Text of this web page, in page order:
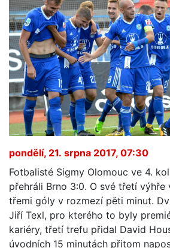
pondělí, 21. srpna 2017, 07:30
Fotbalisté Sigmy Olomouc ve 4.
přehráli Brno 3:0. O své třetí výhře
třemi góly v rozmezí pěti minut.
Jiří Texl, pro kterého to byly
kariéry, třetí trefu přidal David
úvodních 15 minutách přitom